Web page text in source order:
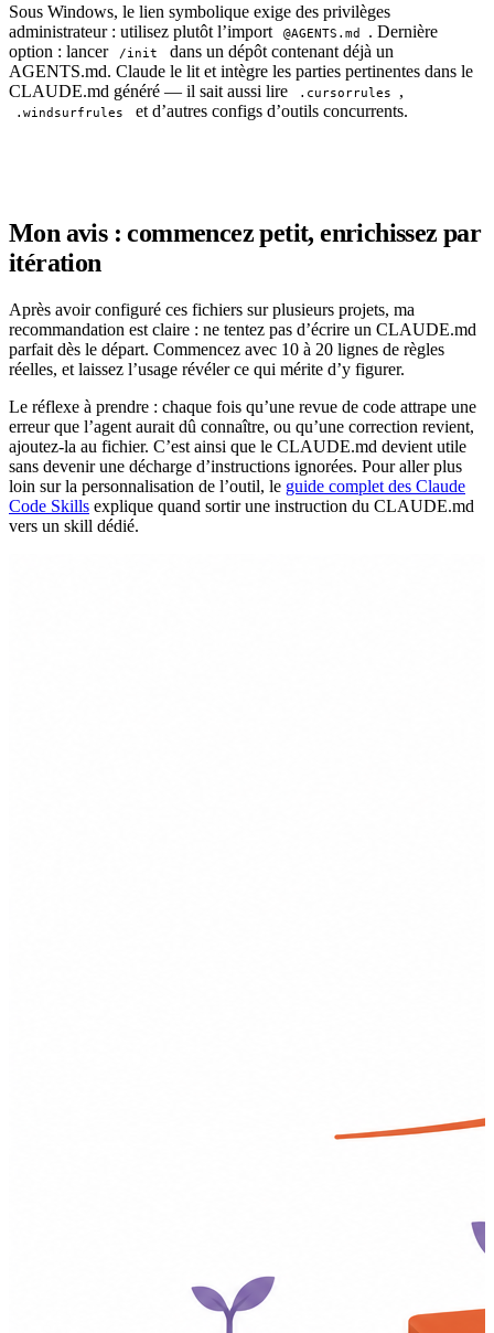
Sous Windows, le lien symbolique exige des privilèges
administrateur : utilisez plutôt l’import
@AGENTS.md
. Dernière
option : lancer
/init
dans un dépôt contenant déjà un
AGENTS.md. Claude le lit et intègre les parties pertinentes dans le
CLAUDE.md généré — il sait aussi lire
.cursorrules ,
.windsurfrules et d’autres configs d’outils concurrents.
Mon avis : commencez petit, enrichissez par
itération
Après avoir configuré ces fichiers sur plusieurs projets, ma
recommandation est claire : ne tentez pas d’écrire un CLAUDE.md
parfait dès le départ. Commencez avec 10 à 20 lignes de règles
réelles, et laissez l’usage révéler ce qui mérite d’y figurer.
Le réflexe à prendre : chaque fois qu’une revue de code attrape une
erreur que l’agent aurait dû connaître, ou qu’une correction revient,
ajoutez-la au fichier. C’est ainsi que le CLAUDE.md devient utile
sans devenir une décharge d’instructions ignorées. Pour aller plus
loin sur la personnalisation de l’outil, le guide complet des Claude
Code Skills explique quand sortir une instruction du CLAUDE.md
vers un skill dédié.